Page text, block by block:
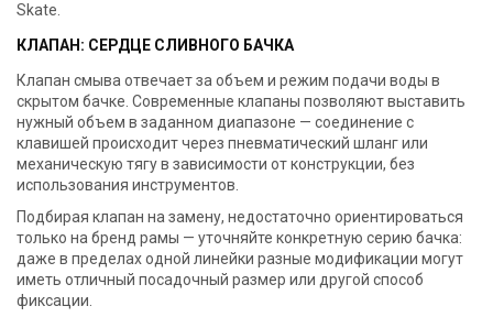
Skate.
КЛАПАН: СЕРДЦЕ СЛИВНОГО БАЧКА
Клапан смыва отвечает за объем и режим подачи воды в
скрытом бачке. Современные клапаны позволяют выставить
нужный объем в заданном диапазоне — соединение с
клавишей происходит через пневматический шланг или
механическую тягу в зависимости от конструкции, без
использования инструментов.
Подбирая клапан на замену, недостаточно ориентироваться
только на бренд рамы — уточняйте конкретную серию бачка:
даже в пределах одной линейки разные модификации могут
иметь отличный посадочный размер или другой способ
фиксации.